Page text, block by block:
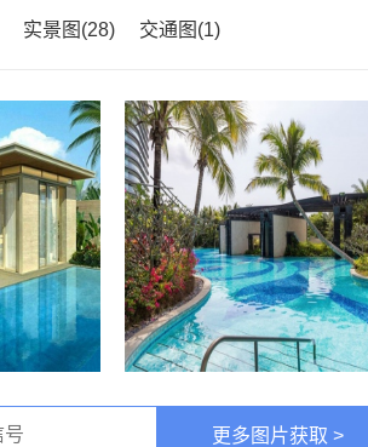
实景图(28) 交通图(1)
更多图片获取 >